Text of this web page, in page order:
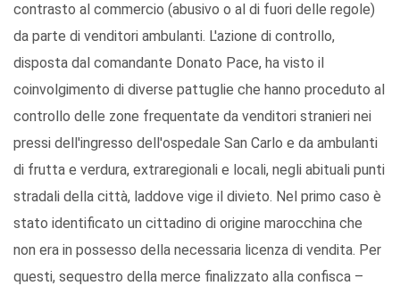
contrasto al commercio (abusivo o al di fuori delle regole)
da parte di venditori ambulanti. L'azione di controllo,
disposta dal comandante Donato Pace, ha visto il
coinvolgimento di diverse pattuglie che hanno proceduto al
controllo delle zone frequentate da venditori stranieri nei
pressi dell'ingresso dell'ospedale San Carlo e da ambulanti
di frutta e verdura, extraregionali e locali, negli abituali punti
stradali della città, laddove vige il divieto. Nel primo caso è
stato identificato un cittadino di origine marocchina che
non era in possesso della necessaria licenza di vendita. Per
questi, sequestro della merce finalizzato alla confisca –